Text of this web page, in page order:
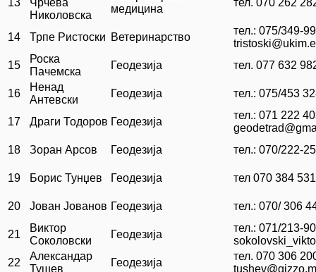
Николовска
медицина
14 Трпе Ристоски Ветеринарство
тел.: 075/349-
15
Роска
Пачемска
Геодезија тел. 077 632
16
Ненад
Антевски
Геодезија тел.: 075/453
17 Драги Тодоров Геодезија
тел.: 071 222
18
Зоран Арсов Геодезија тел.: 070/222-
19 Борис Тунџев Геодезија тел 070 384 531
20 Јован Јованов Геодезија тел.: 070/ 306
21
Виктор
Соколовски
Геодезија
тел.: 071/213-
22
Александар
Тушев
Геодезија
тел. 070 306